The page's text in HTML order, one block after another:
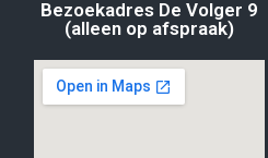
Bezoekadres De Volger 9
(alleen op afspraak)